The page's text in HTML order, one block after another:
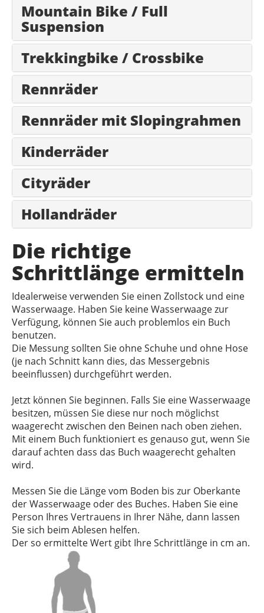
Mountain Bike / Full
Suspension
Trekkingbike / Crossbike
Rennräder
Rennräder mit Slopingrahmen
Kinderräder
Cityräder
Hollandräder
Die richtige
Schrittlänge ermitteln
Idealerweise verwenden Sie einen Zollstock und eine
Wasserwaage. Haben Sie keine Wasserwaage zur
Verfügung, können Sie auch problemlos ein Buch
benutzen.
Die Messung sollten Sie ohne Schuhe und ohne Hose
(je nach Schnitt kann dies, das Messergebnis
beeinflussen) durchgeführt werden.
Jetzt können Sie beginnen. Falls Sie eine Wasserwaage
besitzen, müssen Sie diese nur noch möglichst
waagerecht zwischen den Beinen nach oben ziehen.
Mit einem Buch funktioniert es genauso gut, wenn Sie
darauf achten dass das Buch waagerecht gehalten
wird.
Messen Sie die Länge vom Boden bis zur Oberkante
der Wasserwaage oder des Buches. Haben Sie eine
Person Ihres Vertrauens in Ihrer Nähe, dann lassen
Sie sich beim Ablesen helfen.
Der so ermittelte Wert gibt Ihre Schrittlänge in cm an.